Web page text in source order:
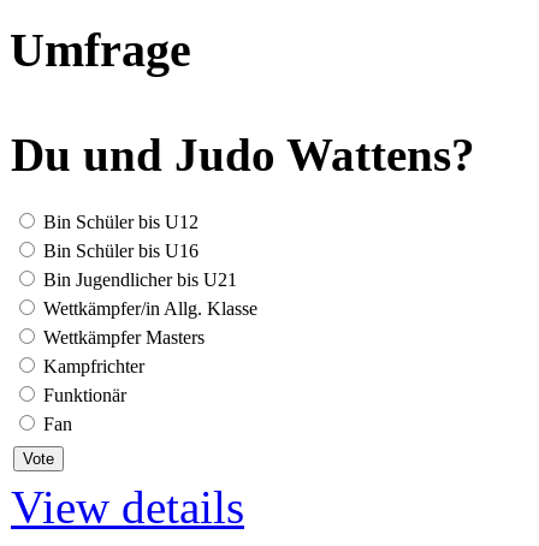
Umfrage
Du und Judo Wattens?
Bin Schüler bis U12
Bin Schüler bis U16
Bin Jugendlicher bis U21
Wettkämpfer/in Allg. Klasse
Wettkämpfer Masters
Kampfrichter
Funktionär
Fan
View details